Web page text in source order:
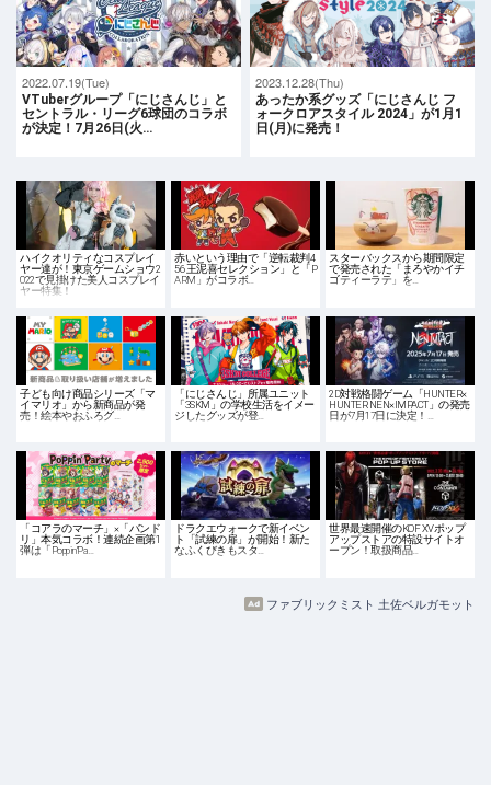
2022.07.19(Tue)
VTuberグループ「にじさんじ」と
セントラル・リーグ6球団のコラボ
が決定！7月26日(火…
2023.12.28(Thu)
あったか系グッズ「にじさんじ フ
ォークロアスタイル 2024」が1月1
日(月)に発売！
ハイクオリティなコスプレイ
ヤー達が！東京ゲームショウ2
022で見掛けた美人コスプレイ
ヤー特集！
赤いという理由で「逆転裁判4
56 王泥喜セレクション」と「P
ARM」がコラボ…
スターバックスから期間限定
で発売された「まろやかイチ
ゴティーラテ」を…
子ども向け商品シリーズ「マ
イマリオ」から新商品が発
売！絵本やおふろグ…
「にじさんじ」所属ユニット
「3SKM」の学校生活をイメー
ジしたグッズが登…
2D対戦格闘ゲーム「HUNTER×
HUNTER NEN×IMPACT」の発売
日が7月17日に決定！…
「コアラのマーチ」×「バンド
リ」本気コラボ！連続企画第1
弾は「Poppin'Pa…
ドラクエウォークで新イベン
ト「試練の扉」が開始！新た
なふくびきもスタ…
世界最速開催のKOF XVポップ
アップストアの特設サイトオ
ープン！取扱商品…
ファブリックミスト 土佐ベルガモット